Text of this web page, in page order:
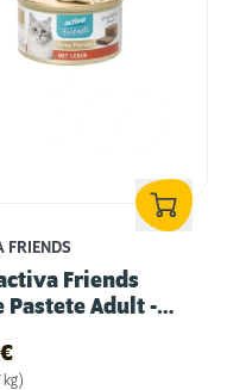
FRIENDS
Friends
Pastete Adult -
€
kg)